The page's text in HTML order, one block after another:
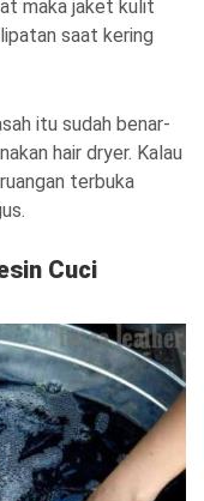
maka jaket kulit
saat kering
itu sudah benar-
hair dryer. Kalau
terbuka
Cuci